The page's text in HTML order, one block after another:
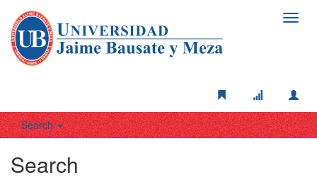
Search
Search